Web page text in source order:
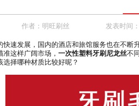
作者： 明旺刷丝 发表时间：
发展，国内的酒店和旅馆服务也在不断
这样广阔市场， 一次性塑料牙刷尼龙丝不
选择哪种材质比较好呢？